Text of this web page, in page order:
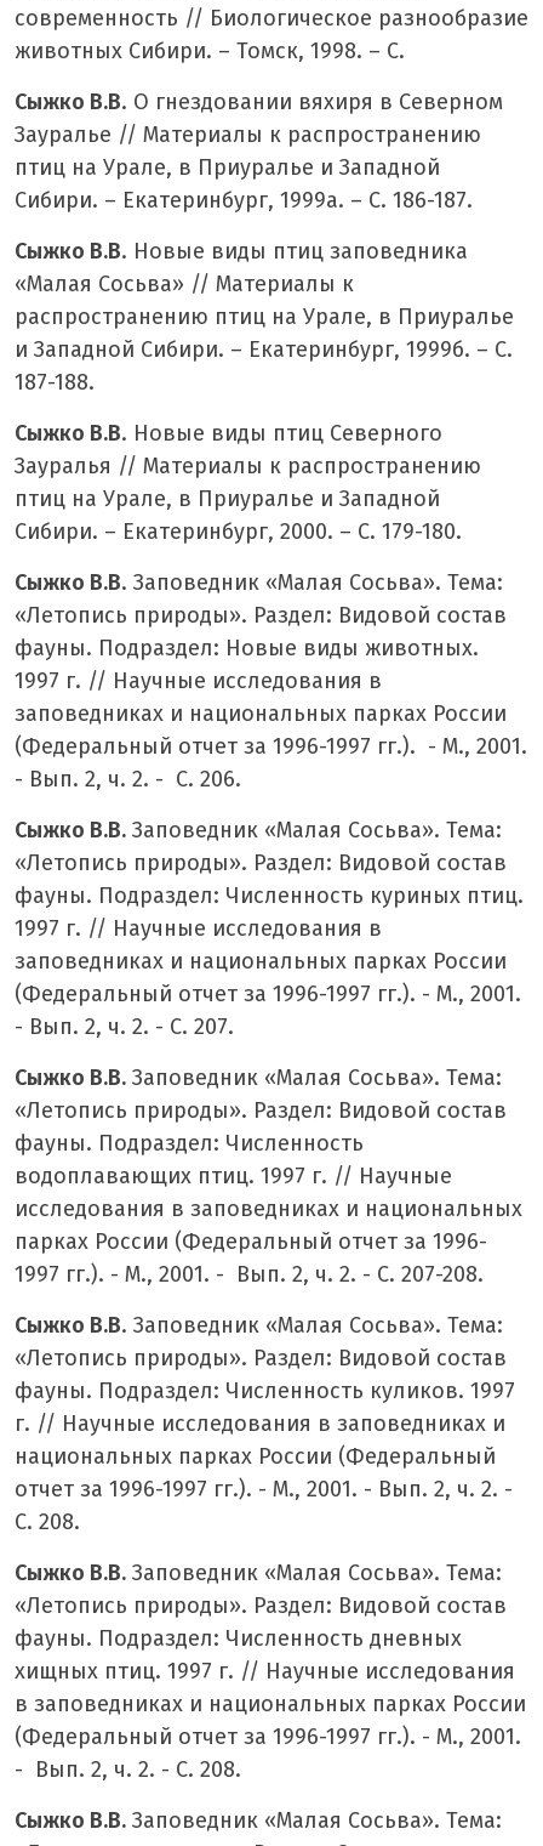
современность // Биологическое разнообразие
животных Сибири. – Томск, 1998. – С.
Сыжко В.В. О гнездовании вяхиря в Северном
Зауралье // Материалы к распространению
птиц на Урале, в Приуралье и Западной
Сибири. – Екатеринбург, 1999а. – С. 186-187.
Сыжко В.В. Новые виды птиц заповедника
«Малая Сосьва» // Материалы к
распространению птиц на Урале, в Приуралье
и Западной Сибири. – Екатеринбург, 1999б. – С.
187-188.
Сыжко В.В. Новые виды птиц Северного
Зауралья // Материалы к распространению
птиц на Урале, в Приуралье и Западной
Сибири. – Екатеринбург, 2000. – С. 179-180.
Сыжко В.В. Заповедник «Малая Сосьва». Тема:
«Летопись природы». Раздел: Видовой состав
фауны. Подраздел: Новые виды животных.
1997 г. // Научные исследования в
заповедниках и национальных парках России
(Федеральный отчет за 1996-1997 гг.). - М., 2001.
- Вып. 2, ч. 2. - С. 206.
Сыжко В.В. Заповедник «Малая Сосьва». Тема:
«Летопись природы». Раздел: Видовой состав
фауны. Подраздел: Численность куриных птиц.
1997 г. // Научные исследования в
заповедниках и национальных парках России
(Федеральный отчет за 1996-1997 гг.). - М., 2001.
- Вып. 2, ч. 2. - С. 207.
Сыжко В.В. Заповедник «Малая Сосьва». Тема:
«Летопись природы». Раздел: Видовой состав
фауны. Подраздел: Численность
водоплавающих птиц. 1997 г. // Научные
исследования в заповедниках и национальных
парках России (Федеральный отчет за 1996-
1997 гг.). - М., 2001. - Вып. 2, ч. 2. - С. 207-208.
Сыжко В.В. Заповедник «Малая Сосьва». Тема:
«Летопись природы». Раздел: Видовой состав
фауны. Подраздел: Численность куликов. 1997
г. // Научные исследования в заповедниках и
национальных парках России (Федеральный
отчет за 1996-1997 гг.). - М., 2001. - Вып. 2, ч. 2. -
С. 208.
Сыжко В.В. Заповедник «Малая Сосьва». Тема:
«Летопись природы». Раздел: Видовой состав
фауны. Подраздел: Численность дневных
хищных птиц. 1997 г. // Научные исследования
в заповедниках и национальных парках России
(Федеральный отчет за 1996-1997 гг.). - М., 2001.
- Вып. 2, ч. 2. - С. 208.
Сыжко В.В. Заповедник «Малая Сосьва». Тема: